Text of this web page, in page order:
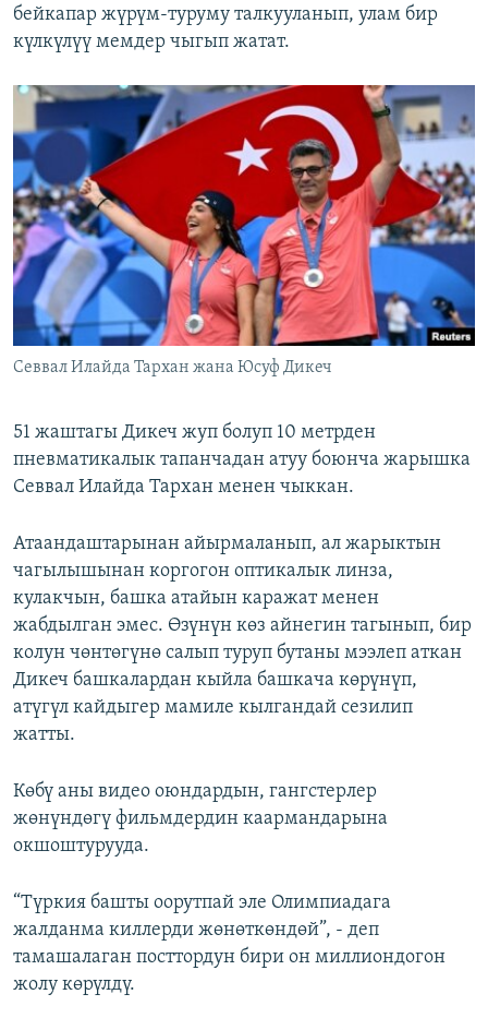
бейкапар жүрүм-туруму талкууланып, улам бир
күлкүлүү мемдер чыгып жатат.
Севвал Илайда Тархан жана Юсуф Дикеч
51 жаштагы Дикеч жуп болуп 10 метрден
пневматикалык тапанчадан атуу боюнча жарышка
Севвал Илайда Тархан менен чыккан.
Атаандаштарынан айырмаланып, ал жарыктын
чагылышынан коргогон оптикалык линза,
кулакчын, башка атайын каражат менен
жабдылган эмес. Өзүнүн көз айнегин тагынып, бир
колун чөнтөгүнө салып туруп бутаны мээлеп аткан
Дикеч башкалардан кыйла башкача көрүнүп,
атүгүл кайдыгер мамиле кылгандай сезилип
жатты.
Көбү аны видео оюндардын, гангстерлер
жөнүндөгү фильмдердин каармандарына
окшоштурууда.
“Түркия башты оорутпай эле Олимпиадага
жалданма киллерди жөнөткөндөй”, - деп
тамашалаган посттордун бири он миллиондогон
жолу көрүлдү.